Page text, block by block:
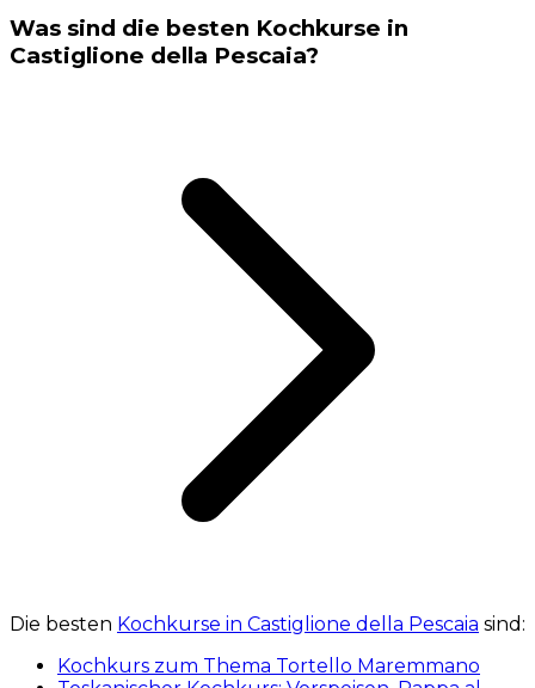
Was sind die besten Kochkurse in
Castiglione della Pescaia?
Die besten Kochkurse in Castiglione della Pescaia sind:
Kochkurs zum Thema Tortello Maremmano